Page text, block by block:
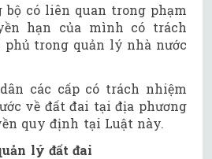
bộ có liên quan trong phạm
hạn của mình có trách
trong quản lý nhà nước
các cấp có trách nhiệm
về đất đai tại địa phương
quy định tại Luật này.
lý đất đai